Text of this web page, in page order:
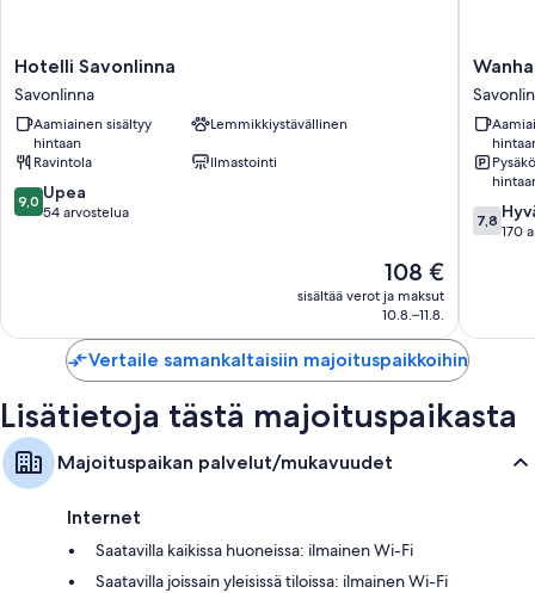
Erilliset oleskelualueet, erilliset ruokailualueet ja lämmitys
Hotelli
Savonlinna
Savonlinna
Hotelli Savonlinna
Savonlinna
Aamiainen sisältyy
hintaan
Lemmikkiystävällinen
Ravintola
Ilmastointi
9.0
kautta
9,0 Upea
54 arvostelua
Hinta
on
108 €
108 €
sisältää verot ja maksut
10.8.–11.8.
Wanhan
Aseman
Majatalo
7.8
kautta
7,8
170
Vertaile samankaltaisiin majoituspaikkoihin
Lisätietoja tästä majoituspaikasta
Majoituspaikan palvelut/mukavuudet
Internet
Saatavilla kaikissa huoneissa: ilmainen Wi-Fi
Saatavilla joissain yleisissä tiloissa: ilmainen Wi-Fi